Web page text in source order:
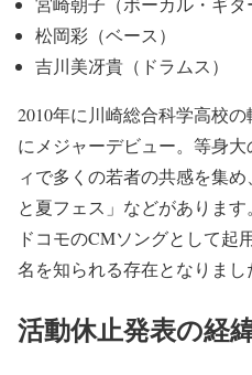
松岡彩（ベース）
吉川美冴貴（ドラムス）
2010年に川崎総合科学高校
にメジャーデビュー。等身
ィで多くの若者の共感を集
と夏フェス」などがありま
ドコモのCMソングとして起
名を知られる存在となりまし
活動休止発表の経